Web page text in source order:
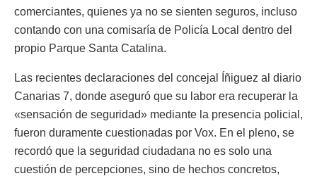
comerciantes, quienes ya no se sienten seguros, incluso
contando con una comisaría de Policía Local dentro del
propio Parque Santa Catalina.
Las recientes declaraciones del concejal Íñiguez al diario
Canarias 7, donde aseguró que su labor era recuperar la
«sensación de seguridad» mediante la presencia policial,
fueron duramente cuestionadas por Vox. En el pleno, se
recordó que la seguridad ciudadana no es solo una
cuestión de percepciones, sino de hechos concretos,